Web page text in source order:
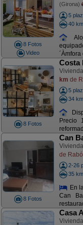
8 Fotos
Video
(Girona)
5
40
8 Fotos
Costa
km de
5
34
Precio
8 Fotos
Can
de
2-26
35
En
Can
Casa